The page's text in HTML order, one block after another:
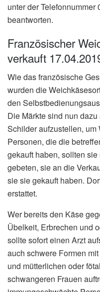
unter der Telefonnummer
beantworten.
Französischer
verkauft
Wie das französische
wurden die
den
Die Märkte sind nun
Schilder aufzustellen, um
Personen, die die
gekauft haben, sollten
gebeten, sie an die
sie sie gekauft haben.
erstattet.
Wer bereits den Käse
Übelkeit, Erbrechen und
sollte sofort einen Arzt
auch schwere Formen
und mütterlichen oder
schwangeren Frauen